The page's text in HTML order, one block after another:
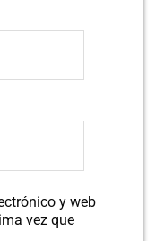
y web
vez que